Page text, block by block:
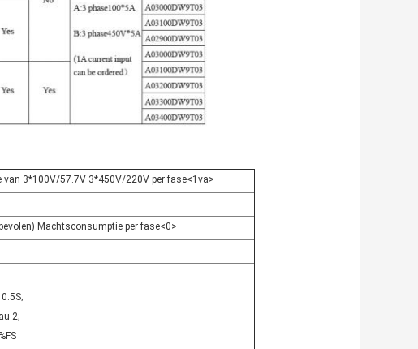
van 3*100V/57.7V 3*450V/220V per fase<1va>
Machtsconsumptie per fase<0>
2;